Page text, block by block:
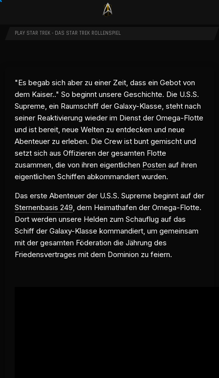
PLAY STAR TREK - DAS STAR TREK ROLLENSPIEL
"Es begab sich aber zu einer Zeit, dass ein Gebot von
dem Kaiser.." So beginnt unsere Geschichte. Die U.S.S.
Supreme, ein Raumschiff der Galaxy-Klasse, steht nach
seiner Reaktivierung wieder im Dienst der Omega-Flotte
und ist bereit, neue Welten zu entdecken und neue
Abenteuer zu erleben. Die Crew ist bunt gemischt und
setzt sich aus Offizieren der gesamten Flotte
zusammen, die von ihren eigentlichen Posten auf ihren
eigentlichen Schiffen abkommandiert wurden.
Das erste Abenteuer der U.S.S. Supreme beginnt auf der
Sternenbasis 249, dem Heimathafen der Omega-Flotte.
Dort werden unsere Helden zum Schauflug auf das
Schiff der Galaxy-Klasse kommandiert, um gemeinsam
mit der gesamten Föderation die Jährung des
Friedensvertrages mit dem Dominion zu feiern.